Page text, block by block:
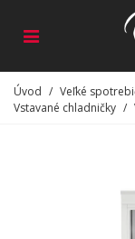
Úvod / Veľké
Vstavané chladničky /